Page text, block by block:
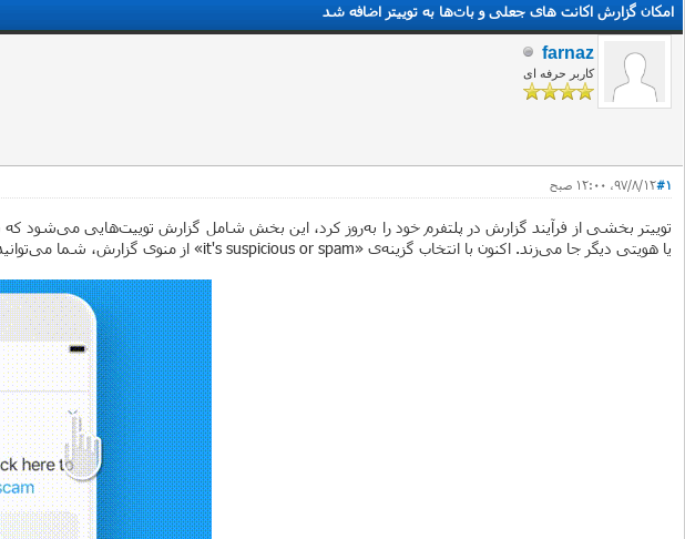
امکان گزارش اکانت های جعلی و بات‌ها به توییتر اضافه شد
farnaz
کاربر حرفه ای
#1۹۷/۸/۱۲، ۱۲:۰۰ صبح
توییتر بخشی از فرآیند گزارش در پلتفرم خود را به‌روز کرد، این بخش شامل گزارش توییت‌هایی
یا هویتی دیگر جا می‌زند. اکنون با انتخاب گزینه‌ی «it's suspicious or spam» از منوی گزارش، شما می‌توانید دلیل گزارش خود را از بین گزینه‌هایی انتخاب کنید که یکی از آن‌ها «the account tweeting this is fake» خواهد بود.